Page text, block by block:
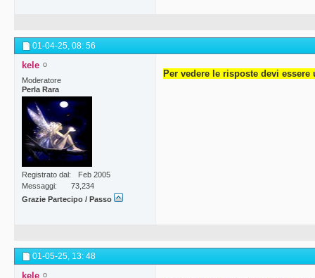
01-04-25, 08: 56
kele
Moderatore
Perla Rara
Registrato dal
Feb 2005
Messaggi
73,234
Grazie Partecipo / Passo
Per vedere le risposte devi essere
01-05-25, 13: 48
kele